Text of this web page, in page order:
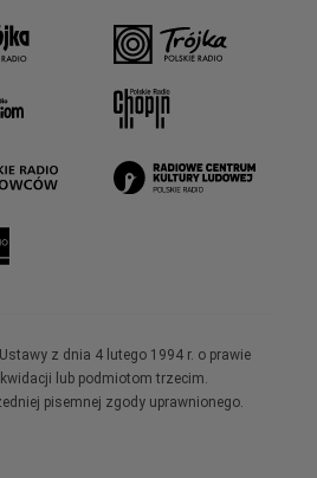
z dnia 4 lutego 1994 r. o prawie
lub podmiotom trzecim.
pisemnej zgody uprawnionego.